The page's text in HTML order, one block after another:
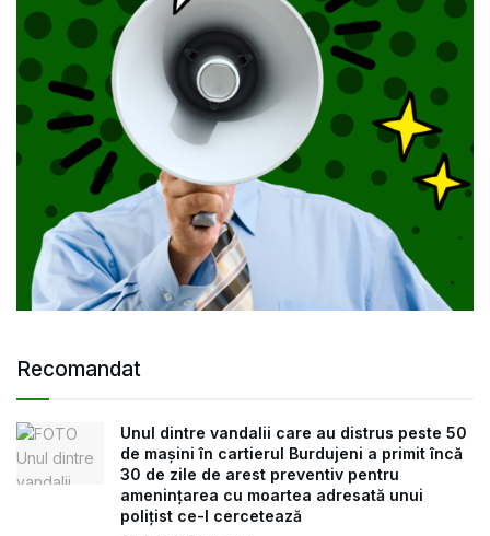
Recomandat
Unul dintre vandalii care au distrus peste 50
de mașini în cartierul Burdujeni a primit încă
30 de zile de arest preventiv pentru
amenințarea cu moartea adresată unui
polițist ce-l cercetează